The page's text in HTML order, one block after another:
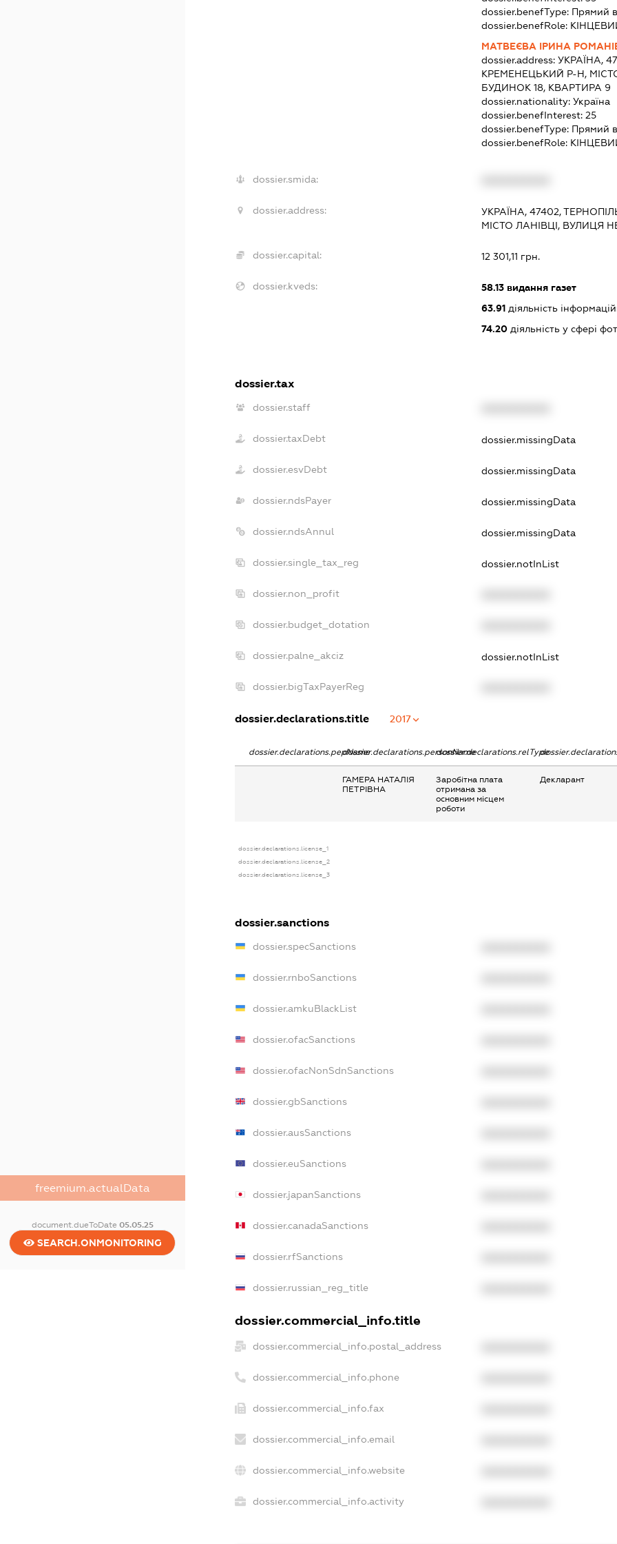
freemium.actualData
document.dueToDate 05.05.25
SEARCH.ONMONITORING
dossier.benefType: Прямий
dossier.benefRole:
МАТВЕЄВА ІРИНА
dossier.address:УКРАЇНА,
КРЕМЕНЕЦЬКИЙ Р-Н,
БУДИНОК 18, КВАРТИРА 9
dossier.nationality:Україна
dossier.benefInterest:25
dossier.benefType: Прямий
dossier.benefRole:
dossier.smida:
dossier.address:
УКРАЇНА, 47402,
МІСТО ЛАНІВЦІ, ВУЛИЦЯ
dossier.capital: 12 301,11 грн.
dossier.kveds: 58.13 видання газет
63.91 діяльність
74.20 діяльність у сфері
dossier.tax
dossier.staff
dossier.taxDebt dossier.missingData
dossier.esvDebt dossier.missingData
dossier.ndsPayer dossier.missingData
dossier.ndsAnnul dossier.missingData
dossier.single_tax_reg dossier.notInList
dossier.non_profit
dossier.budget_dotation
dossier.palne_akciz dossier.notInList
dossier.bigTaxPayerReg
dossier.declarations.title 2017
dossier.declarations.pepNamedossier.declarations.personNamedossier.declarations.relType
ГАМЕРА НАТАЛІЯ
ПЕТРІВНА
Заробітна плата
отримана за
основним місцем
роботи
Декларант
dossier.declarations.license_1
dossier.declarations.license_2
dossier.declarations.license_3
dossier.sanctions
dossier.specSanctions
dossier.rnboSanctions
dossier.amkuBlackList
dossier.ofacSanctions
dossier.ofacNonSdnSanctions
dossier.gbSanctions
dossier.ausSanctions
dossier.euSanctions
dossier.japanSanctions
dossier.canadaSanctions
dossier.rfSanctions
dossier.russian_reg_title
dossier.commercial_info.title
dossier.commercial_info.postal_address
dossier.commercial_info.phone
dossier.commercial_info.fax
dossier.commercial_info.email
dossier.commercial_info.website
dossier.commercial_info.activity